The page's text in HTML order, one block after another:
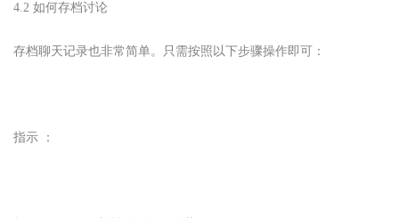
4.2 如何存档讨论
存档聊天记录也非常简单。只需按照以下步骤操作即可：
指示 ：